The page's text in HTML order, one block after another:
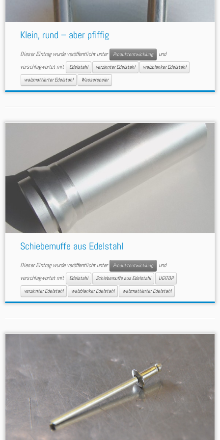
Klein, rund – aber pfiffig
Dieser Eintrag wurde veröffentlicht unter Produktentwicklung
und
verschlagwortet mit
Edelstahl verzinnter Edelstahl
walzblanker Edelstahl
walzmattierter Edelstahl
Wasserspeier
Schiebemuffe aus Edelstahl
Dieser Eintrag wurde veröffentlicht unter Produktentwicklung
und
verschlagwortet mit
Edelstahl Schiebemuffe aus Edelstahl
UGITOP
verzinnter Edelstahl
walzblanker Edelstahl walzmattierter Edelstahl